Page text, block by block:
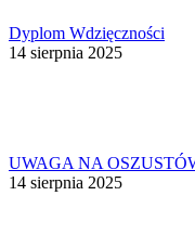
Dyplom Wdzięczności
14 sierpnia 2025
UWAGA NA
14 sierpnia 2025